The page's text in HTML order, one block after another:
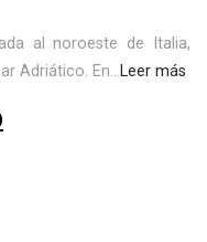
al noroeste de Italia,
Adriático. En...Leer más